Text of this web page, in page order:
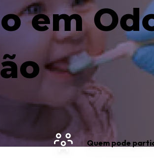
em
Quem pode